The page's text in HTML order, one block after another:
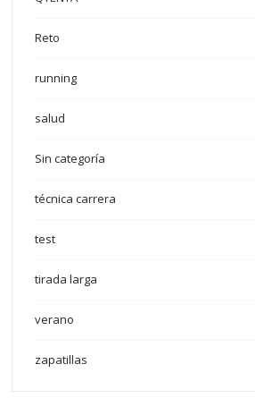
Reto
running
salud
Sin categoría
técnica carrera
test
tirada larga
verano
zapatillas